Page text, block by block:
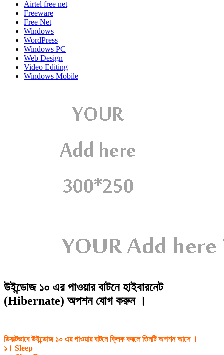
Airtel free net
Freeware
Free Net
Windows
WordPress
Windows PC
Web Design
Video Editing
Windows Mobile
উইন্ডোজ ১০ এর পাওয়ার বাটনে হাইবারনেট
(Hibernate) অপশন যোগ করুন ।
ডিফল্টভাবে উইন্ডোজ ১০ এর পাওয়ার বাটনে ক্লিক করলে তিনটি অপশন আসে ।
১। Sleep